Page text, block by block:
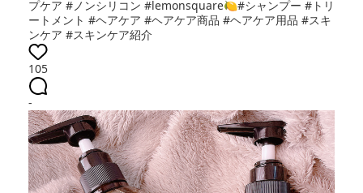
プケア #ノンシリコン #lemonsquare🍋#シャンプー #トリ
ートメント #ヘアケア #ヘアケア商品 #ヘアケア用品 #スキ
ンケア #スキンケア紹介
105
-